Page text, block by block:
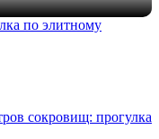
по элитному